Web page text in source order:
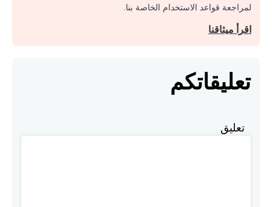
لمراجعة قواعد الاستخدام الخاصة بنا.
اقرأ ميثاقنا
تعليقاتكم
تعليق